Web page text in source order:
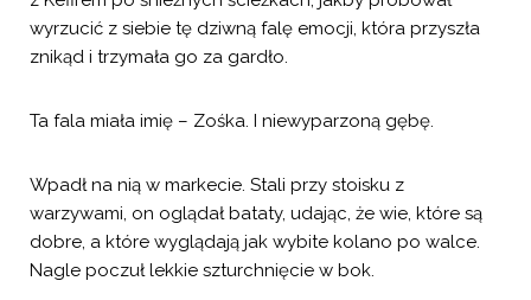
wyrzucić z siebie tę dziwną falę emocji, która przyszła
znikąd i trzymała go za gardło.
Ta fala miała imię – Zośka. I niewyparzoną gębę.
Wpadł na nią w markecie. Stali przy stoisku z
warzywami, on oglądał bataty, udając, że wie, które są
dobre, a które wyglądają jak wybite kolano po walce.
Nagle poczuł lekkie szturchnięcie w bok.